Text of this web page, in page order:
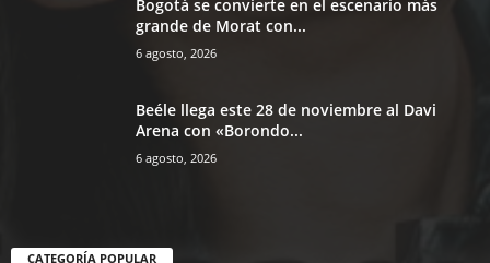
Bogotá se convierte en el escenario más
grande de Morat con...
6 agosto, 2026
Beéle llega este 28 de noviembre al Davi
Arena con «Borondo...
6 agosto, 2026
CATEGORÍA POPULAR